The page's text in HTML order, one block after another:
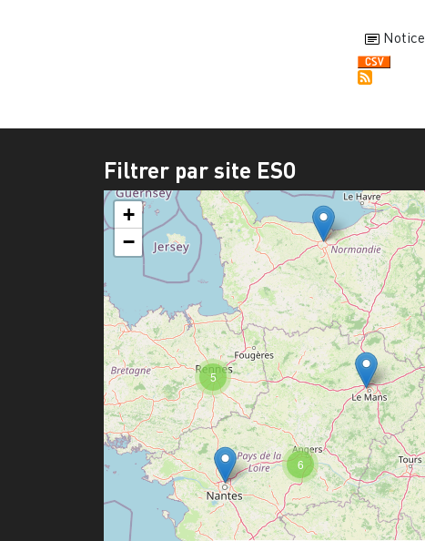
Notice
Filtrer par site ESO
6
5
+
−